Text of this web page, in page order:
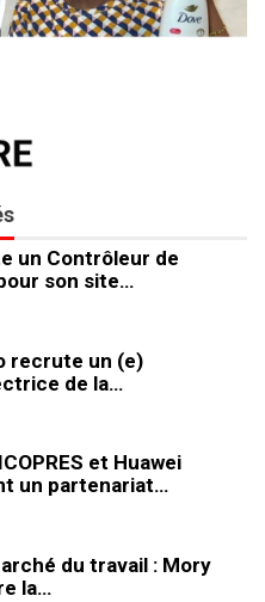
un Contrôleur de
son site…
recrute un (e)
de la…
et Huawei
un partenariat…
du travail : Mory
la…